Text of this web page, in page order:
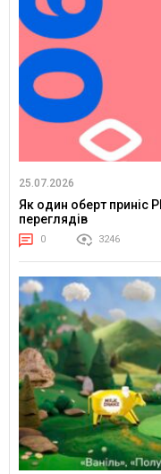
25.07.2026
Як один оберт приніс
переглядів
0 3246